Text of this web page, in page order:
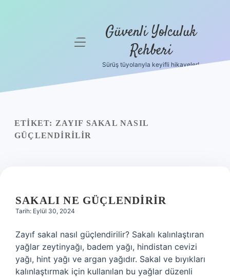
Yasal Uyarı
menüyü Güvenli Yolculuk
Rehberi
Sürüş tüyolarıyla keyifli hikayeler!
ETIKET: ZAYIF SAKAL NASIL
GÜÇLENDIRILIR
SAKALI NE GÜÇLENDIRIR
Tarih: Eylül 30, 2024
Zayıf sakal nasıl güçlendirilir? Sakalı kalınlaştıran
yağlar zeytinyağı, badem yağı, hindistan cevizi
yağı, hint yağı ve argan yağıdır. Sakal ve bıyıkları
kalınlaştırmak için kullanılan bu yağlar düzenli